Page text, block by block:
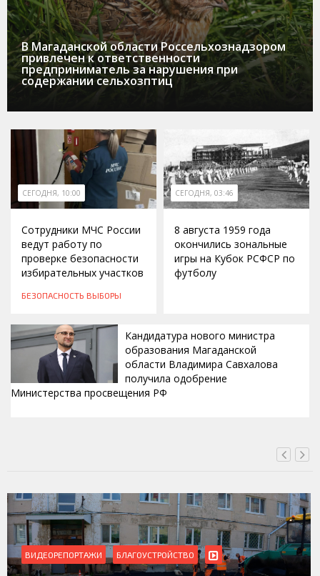
В Магаданской области Россельхознадзором
привлечен к ответственности
предприниматель за нарушения при
содержании сельхозптиц
СЕГОДНЯ, 10:00
Сотрудники МЧС России
ведут работу по
проверке безопасности
избирательных участков
БЕЗОПАСНОСТЬ ВЫБОРЫ
СЕГОДНЯ, 03:46
8 августа 1959 года
окончились зональные
игры на Кубок РСФСР по
футболу
Кандидатура нового министра
образования Магаданской
области Владимира Савхалова
получила одобрение
Министерства просвещения РФ
ВИДЕОРЕПОРТАЖИ